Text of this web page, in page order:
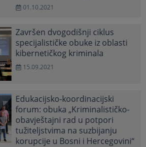
01.10.2021
Završen dvogodišnji ciklus
specijalističke obuke iz oblasti
kibernetičkog kriminala
15.09.2021
Edukacijsko-koordinacijski
forum: obuka „Kriminalističko-
obavještajni rad u potpori
tužiteljstvima na suzbijanju
korupcije u Bosni i Hercegovini“